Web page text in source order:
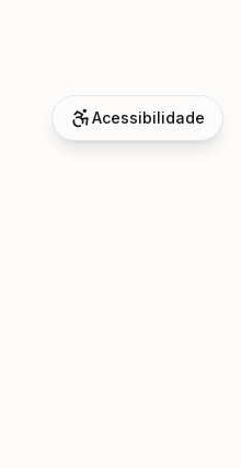
Acessibilidade